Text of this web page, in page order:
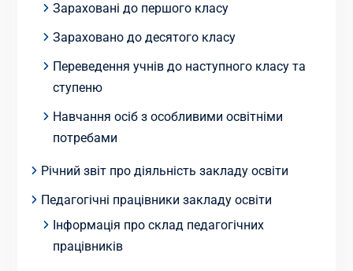
Зараховані до першого класу
Зараховано до десятого класу
Переведення учнів до наступного класу та
ступеню
Навчання осіб з особливими освітніми
потребами
Річний звіт про діяльність закладу освіти
Педагогічні працівники закладу освіти
Інформація про склад педагогічних
працівників